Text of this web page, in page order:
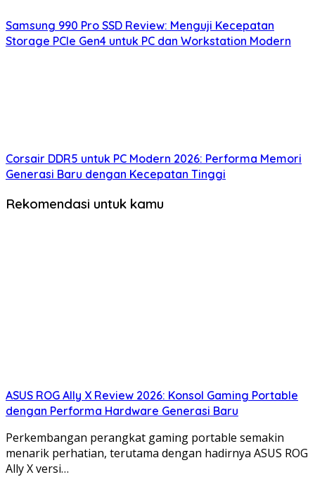
Samsung 990 Pro SSD Review: Menguji Kecepatan
Storage PCIe Gen4 untuk PC dan Workstation Modern
Corsair DDR5 untuk PC Modern 2026: Performa Memori
Generasi Baru dengan Kecepatan Tinggi
Rekomendasi untuk kamu
ASUS ROG Ally X Review 2026: Konsol Gaming Portable
dengan Performa Hardware Generasi Baru
Perkembangan perangkat gaming portable semakin
menarik perhatian, terutama dengan hadirnya ASUS ROG
Ally X versi…